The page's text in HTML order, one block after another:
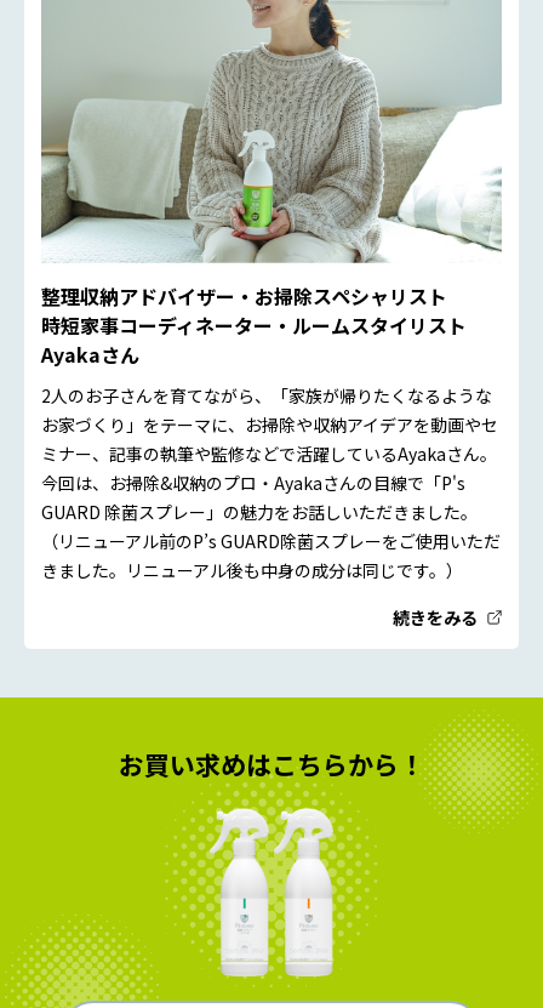
整理収納アドバイザー・お掃除スペシャリスト
時短家事コーディネーター・ルームスタイリスト
Ayakaさん
2人のお子さんを育てながら、「家族が帰りたくなるような
お家づくり」をテーマに、お掃除や収納アイデアを動画やセ
ミナー、記事の執筆や監修などで活躍しているAyakaさん。
今回は、お掃除&収納のプロ・Ayakaさんの目線で「P's
GUARD 除菌スプレー」の魅力をお話しいただきました。
（リニューアル前のP’s GUARD除菌スプレーをご使用いただ
きました。リニューアル後も中身の成分は同じです。）
続きをみる
お買い求めはこちらから！